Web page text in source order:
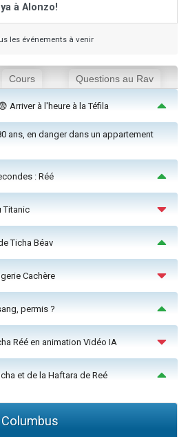
à Alonzo!
les événements à venir
Cours Questions au Rav
Arriver à l'heure à la Téfila
ans, en danger dans un appartement
: Réé
Titanic
Ticha Béav
Cachère
permis ?
Réé en animation Vidéo IA
et de la Haftara de Reé